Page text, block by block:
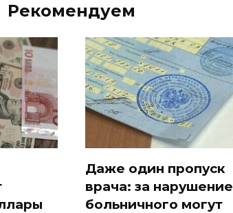
Рекомендуем
Даже один пропуск
врача: за нарушение
больничного могут